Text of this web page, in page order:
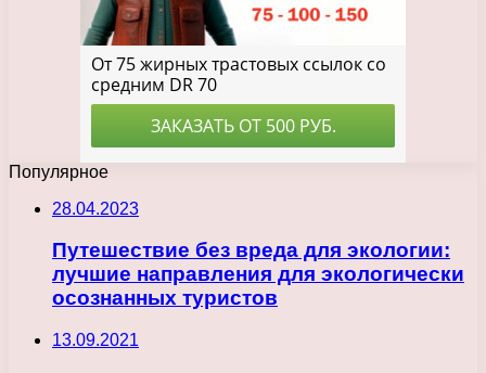
Популярное
28.04.2023
Путешествие без вреда для экологии:
лучшие направления для экологически
осознанных туристов
13.09.2021